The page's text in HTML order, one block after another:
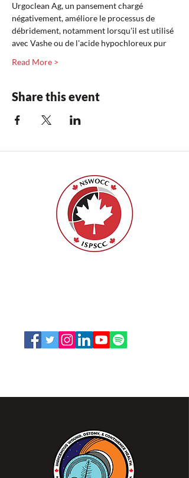
Urgoclean Ag, un pansement chargé
négativement, améliore le processus de
débridement, notamment lorsqu'il est utilisé
avec Vashe ou de l'acide hypochloreux pur
Read More >
Share this event